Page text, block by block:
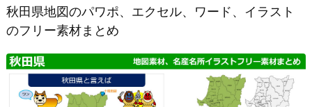
秋田県地図のパワポ、エクセル、ワード、イラスト
のフリー素材まとめ